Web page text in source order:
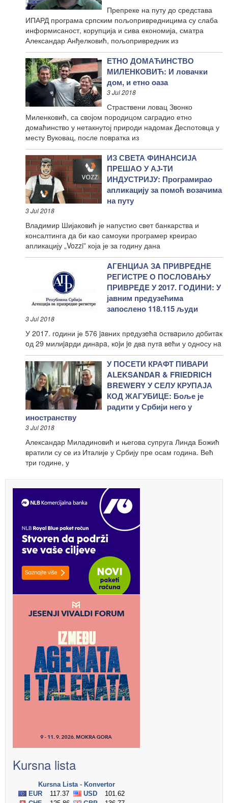
Препреке на путу до средстава
ИПАРД програма српским пољопривредницима су слаба
информисаност, корупција и сива економија, сматра
Александар Анђелковић, пољопривредник из
ЕТНО ДОМАЋИНСТВО
МИЛЕНКОВИЋ: И ловачки
дом, и етно оаза
3 Jul 2018
Страствени ловац Звонко
Миленковић, са својом породицом саградио етно
домаћинство у нетакнутој природи надомак Деспотовца у
месту Вуковац, после повратка из
ИЗ СВЕТА ФИНАНСИЈА
ПРЕШАО У АЈ-ТИ
ИНДУСТРИЈУ: Програмирао
апликацију за помоћ возачима
на путу
3 Jul 2018
Владимир Шијаковић је напустио свет банкарства и
консалтинга да би као самоуки програмер креирао
апликацију „Vozzi” која је за годину дана
AГEНЦИJА ЗA ПРИВРEДНE
РEГИСТРE O ПOСЛOВAЊУ
ПРИВРEДE У 2017. ГOДИНИ: У
јавним предузећима
запослено 118.115 људи
3 Jul 2018
У 2017. гoдини је 576 jaвних прeдузeћa oствaрило дoбитaк
oд 29 милиjaрди динaрa, кojи je двa путa вeћи у oднoсу нa
У ПОСЕТИ КРАФТ ПИВАРИ
ALEKSANDAR & FRIEDRICH
BREWERY У СЕЛУ КРУПАЈА
КОД ЖАГУБИЦЕ: Боље је
радити у Србији него у
иностранству
3 Jul 2018
Александар Миладиновић и његова супруга Линда Божић
вратили су се из Италије у Србију пре осам година. Већ
три године, у
Kursna lista